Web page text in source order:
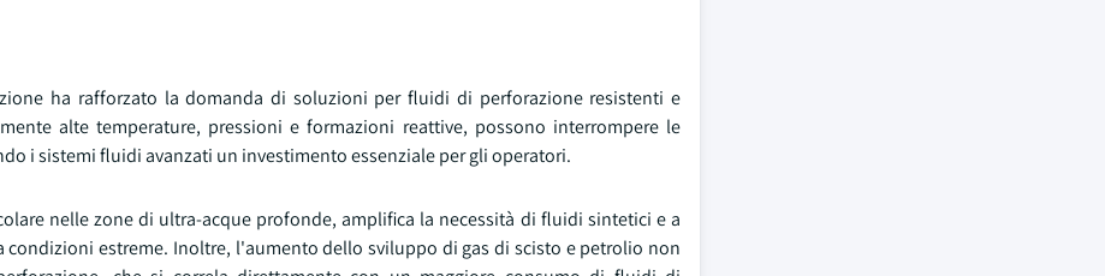
ha rafforzato la domanda di soluzioni per fluidi di perforazione resistenti e
alte temperature, pressioni e formazioni reattive, possono interrompere le
i sistemi fluidi avanzati un investimento essenziale per gli operatori.
nelle zone di ultra-acque profonde, amplifica la necessità di fluidi sintetici e a
condizioni estreme. Inoltre, l'aumento dello sviluppo di gas di scisto e petrolio non